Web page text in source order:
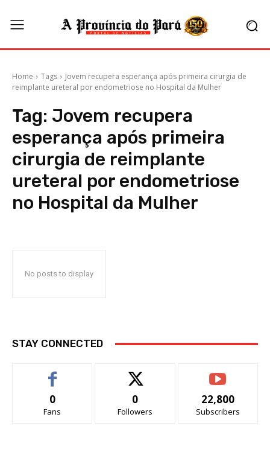
Home Tags
Jovem recupera esperança após primeira cirurgia de
reimplante ureteral por endometriose no Hospital da Mulher
Tag: Jovem recupera
esperança após primeira
cirurgia de reimplante
ureteral por endometriose
no Hospital da Mulher
No posts to display
STAY CONNECTED
0
Fans
0
Followers
22,800
Subscribers